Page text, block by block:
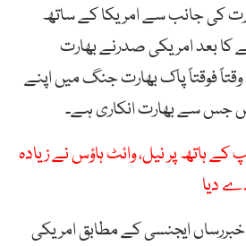
کی جانب سے امریکا کے ساتھ
کا بعد امریکی صدرنے بھارت
کردیا، وقتاً فوقتاً پاک بھارت جنگ میں اپنے
جس سے بھارت انکاری ہے۔
ہاتھ پر نیل، وائٹ ہاؤس نے زیادہ
دیا
ایجنسی کے مطابق امریکی